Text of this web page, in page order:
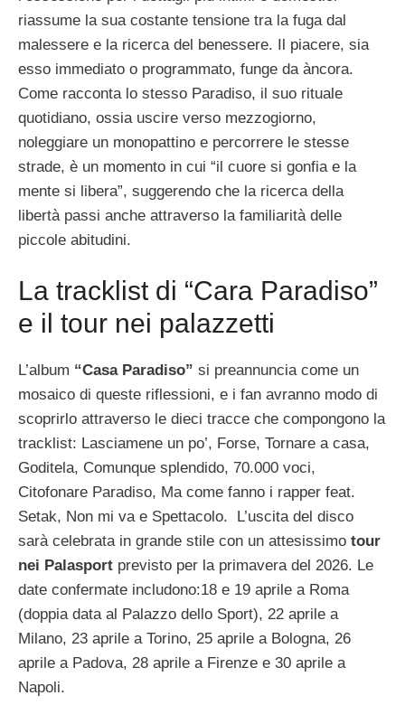
riassume la sua costante tensione tra la fuga dal
malessere e la ricerca del benessere. Il piacere, sia
esso immediato o programmato, funge da àncora.
Come racconta lo stesso Paradiso, il suo rituale
quotidiano, ossia uscire verso mezzogiorno,
noleggiare un monopattino e percorrere le stesse
strade, è un momento in cui “il cuore si gonfia e la
mente si libera”, suggerendo che la ricerca della
libertà passi anche attraverso la familiarità delle
piccole abitudini.
La tracklist di “Cara Paradiso”
e il tour nei palazzetti
L’album “Casa Paradiso” si preannuncia come un
mosaico di queste riflessioni, e i fan avranno modo di
scoprirlo attraverso le dieci tracce che compongono la
tracklist: Lasciamene un po’, Forse, Tornare a casa,
Goditela, Comunque splendido, 70.000 voci,
Citofonare Paradiso, Ma come fanno i rapper feat.
Setak, Non mi va e Spettacolo. L’uscita del disco
sarà celebrata in grande stile con un attesissimo tour
nei Palasport previsto per la primavera del 2026. Le
date confermate includono:18 e 19 aprile a Roma
(doppia data al Palazzo dello Sport), 22 aprile a
Milano, 23 aprile a Torino, 25 aprile a Bologna, 26
aprile a Padova, 28 aprile a Firenze e 30 aprile a
Napoli.